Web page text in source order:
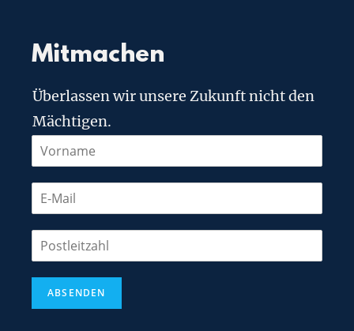
Mitmachen
Überlassen wir unsere Zukunft nicht den
Mächtigen.
ABSENDEN